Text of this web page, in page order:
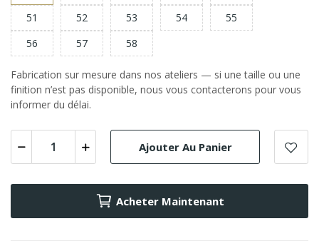
51
52 53 54
55
56
57 58
Fabrication sur mesure dans nos ateliers — si une taille ou une
finition n’est pas disponible, nous vous contacterons pour vous
informer du délai.
Ajouter Au Panier
Acheter Maintenant